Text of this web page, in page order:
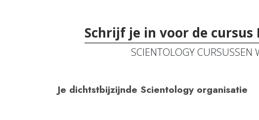
Schrijf je in voor de cursus
SCIENTOLOGY CURSUSSEN
Je dichtstbijzijnde Scientology organisatie